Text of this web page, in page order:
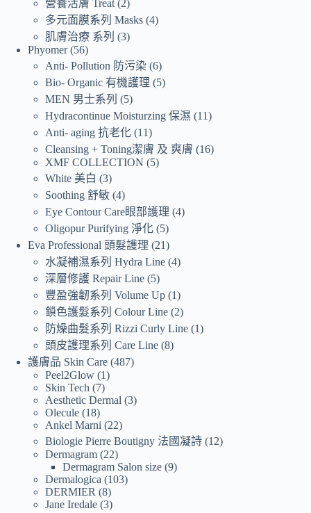
營養活膚 Treat 2
多元面膜系列 Masks 4
肌膚治療 系列
3
Phyomer 56
Anti- Pollution 防污染 6
Bio- Organic 有機護理
5
MEN 男士系列
5
Hydracontinue Moisturzing 保濕
11
Anti- aging 抗老化 11
Cleansing + Toning潔膚 及 爽膚
16
XMF COLLECTION
5
White 美白
3
Soothing 舒敏 4
Eye Contour Care眼部護理 4
Oligopur Purifying 淨化 5
Eva Professional 頭髮護理
21
水凝補濕系列 Hydra Line 4
深層修護 Repair Line 5
豐盈強韌系列 Volume Up 1
鎖色護髮系列 Colour Line 2
防燥曲髮系列 Rizzi Curly Line 1
頭皮護理系列 Care Line 8
護膚品 Skin Care 487
Peel2Glow 1
Skin Tech
7
Aesthetic Dermal 3
Olecule 18
Ankel Marni
22
Biologie Pierre Boutigny 法國凝詩 12
Dermagram 22
Dermagram Salon size 9
Dermalogica
103
DERMIER
8
Jane Iredale 3